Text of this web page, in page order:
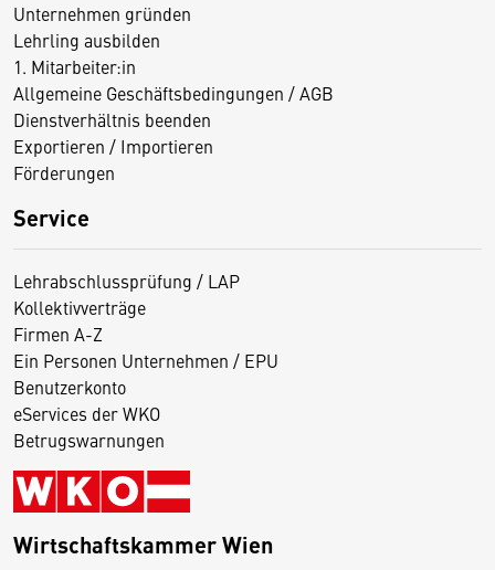
Unternehmen gründen
Lehrling ausbilden
1. Mitarbeiter:in
Allgemeine Geschäftsbedingungen / AGB
Dienstverhältnis beenden
Exportieren / Importieren
Förderungen
Service
Lehrabschlussprüfung / LAP
Kollektivverträge
Firmen A-Z
Ein Personen Unternehmen / EPU
Benutzerkonto
eServices der WKO
Betrugswarnungen
Wirtschaftskammer Wien